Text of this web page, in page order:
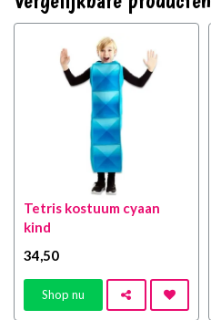
Tetris kostuum cyaan
kind
34 ,50
Shop nu